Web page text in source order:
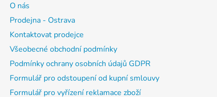
O nás
Prodejna - Ostrava
Kontaktovat prodejce
Všeobecné obchodní podmínky
Podmínky ochrany osobních údajů GDPR
Formulář pro odstoupení od kupní smlouvy
Formulář pro vyřízení reklamace zboží